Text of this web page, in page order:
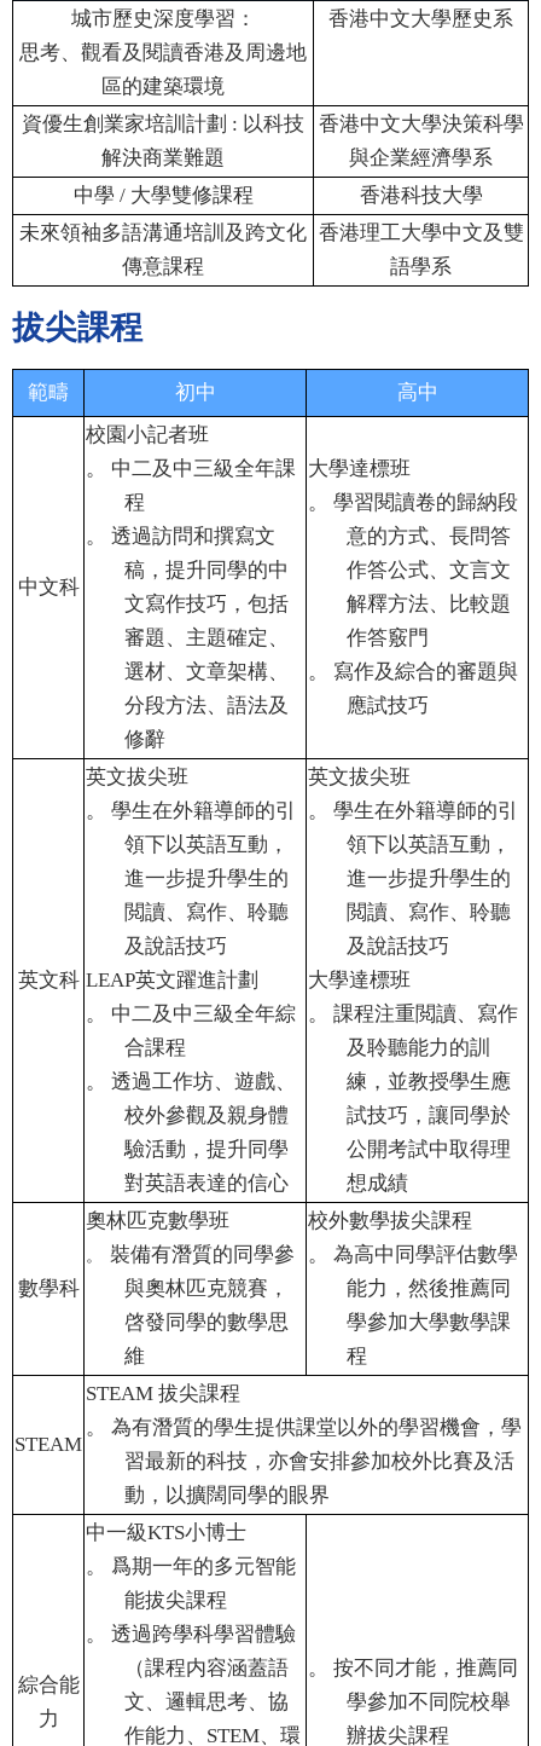
城市歷史深度學習：
思考、觀看及閱讀香港及周邊地
區的建築環境
香港中文大學歷史系
資優生創業家培訓計劃 : 以科技
解決商業難題
香港中文大學決策科學
與企業經濟學系
中學 / 大學雙修課程
香港科技大學
未來領袖多語溝通培訓及跨文化
傳意課程
香港理工大學中文及雙
語學系
拔尖課程
範疇 初中 高中
中文科
校園小記者班
。 中二及中三級全年課
程
。 透過訪問和撰寫文
稿，提升同學的中
文寫作技巧，包括
審題、主題確定、
選材、文章架構、
分段方法、語法及
修辭
大學達標班
。 學習閱讀卷的歸納段
意的方式、長問答
作答公式、文言文
解釋方法、比較題
作答竅門
。 寫作及綜合的審題與
應試技巧
英文科
英文拔尖班
。 學生在外籍導師的引
領下以英語互動，
進一步提升學生的
閲讀、寫作、聆聽
及說話技巧
LEAP英文躍進計劃
。 中二及中三級全年綜
合課程
。 透過工作坊、遊戲、
校外參觀及親身體
驗活動，提升同學
對英語表達的信心
英文拔尖班
。 學生在外籍導師的引
領下以英語互動，
進一步提升學生的
閲讀、寫作、聆聽
及說話技巧
大學達標班
。 課程注重閲讀、寫作
及聆聽能力的訓
練，並教授學生應
試技巧，讓同學於
公開考試中取得理
想成績
數學科
奧林匹克數學班
。
裝備有潛質的同學參
與奧林匹克競賽，
啓發同學的數學思
維
校外數學拔尖課程
。 為高中同學評估數學
能力，然後推薦同
學參加大學數學課
程
STEAM
STEAM 拔尖課程
。 為有潛質的學生提供課堂以外的學習機會，學
習最新的科技，亦會安排參加校外比賽及活
動，以擴闊同學的眼界
綜合能
力
中一級KTS小博士
。 爲期一年的多元智能
能拔尖課程
。 透過跨學科學習體驗
（課程内容涵蓋語
文、邏輯思考、協
作能力、 STEM、環
。 按不同才能，推薦同
學參加不同院校舉
辦拔尖課程